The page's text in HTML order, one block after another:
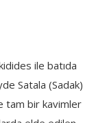
ile batıda
Satala (Sadak)
tam bir kavimler